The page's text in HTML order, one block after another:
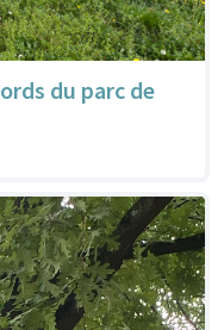
du parc de